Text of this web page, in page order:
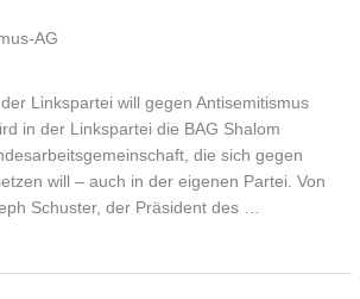
AG
Linkspartei will gegen Antisemitismus
in der Linkspartei die BAG Shalom
die sich gegen
will – auch in der eigenen Partei. Von
Schuster, der Präsident des …